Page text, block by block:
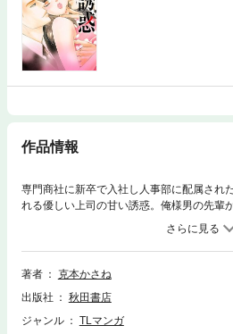
作品情報
専門商社に新卒で入社し人事部に配属され
れる優しい上司の甘い誘惑。俺様男の先輩
翻弄され上司と先輩、2人とも関係を持っ
恋の行方はどうなっちゃうの…!? 「君を快
ハイクラス上司の甘い誘惑にトロトロ!! 「
る!!」 俺様男の先輩の強引な罠にクラクラ!!
くてパワフルなシェフに甘く熟される恋、
なりにされちゃう恋、3編のエロチックラブ
著者
克本かさね
出版社
秋田書店
ジャンル
TLマンガ